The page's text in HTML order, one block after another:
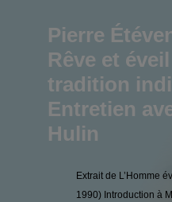
Pierre
Rêve et
tradition
Entretien
Hulin
Extrait de L’Homme
1990) Introduction à